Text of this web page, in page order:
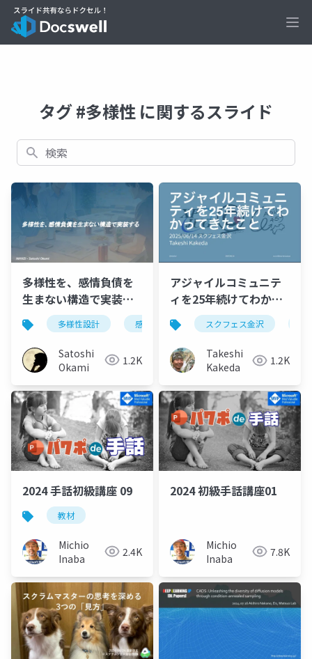
タグ #多様性 に関するスライド
検索
多様性を、感情負債を
生まない構造で実装す
る
多様性設計 感情負債 行動変容
Satoshi
Okami
1.2K
アジャイルコミュニテ
ィを25年続けてわかっ
てきたことスクフェス金沢
Takeshi
Kakeda
1.2K
2024 手話初級講座 09
教材
Michio
Inaba
2.4K
2024 初級手話講座01
Michio
Inaba
7.8K